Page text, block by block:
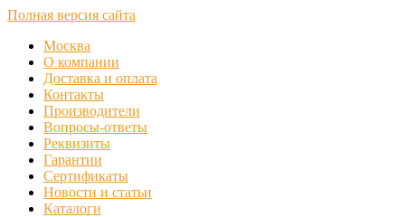
Полная версия сайта
Москва
О компании
Доставка и оплата
Контакты
Производители
Вопросы-ответы
Реквизиты
Гарантии
Сертификаты
Новости и статьи
Каталоги